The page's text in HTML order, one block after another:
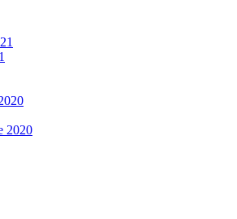
2020